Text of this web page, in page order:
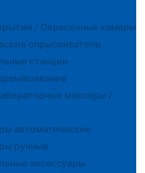
/ Окрасочные камеры
опрыскиватели
станции
миксеры /
автоматические
ручные
аксессуары